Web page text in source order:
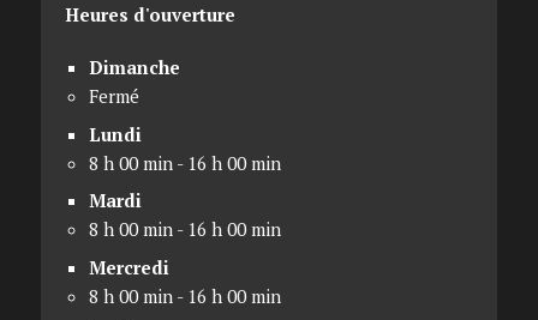
Heures d'ouverture
Dimanche
Fermé
Lundi
8 h 00 min - 16 h 00 min
Mardi
8 h 00 min - 16 h 00 min
Mercredi
8 h 00 min - 16 h 00 min